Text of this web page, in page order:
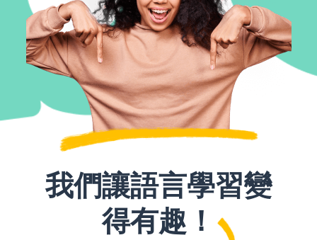
我們讓語言學習變
得有趣！